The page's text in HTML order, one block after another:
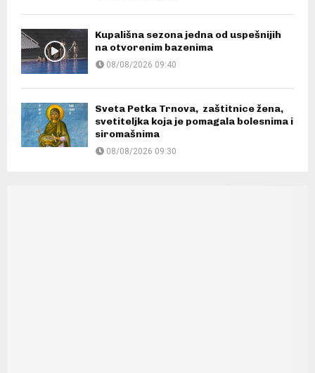
Kupališna sezona jedna od uspešnijih
na otvorenim bazenima
08/08/2026 09:40
Sveta Petka Trnova, zaštitnice žena,
svetiteljka koja je pomagala bolesnima i
siromašnima
08/08/2026 09:30